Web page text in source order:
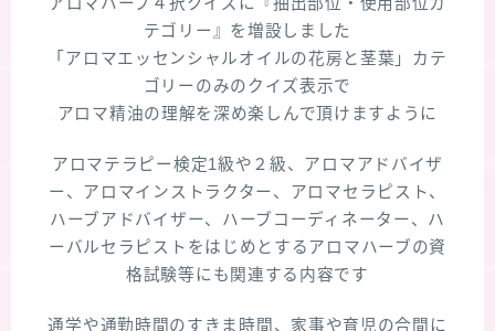
テゴリー』を増設しました
「アロマエッセンシャルオイルの花房と茎葉」カテ
ゴリーのみのクイズ表示で
アロマ精油の理解を深め楽しんで頂けますように
アロマテラピー検定1級や２級、アロマアドバイザ
ー、アロマインストラクター、アロマセラピスト、
ハーブアドバイザー、ハーブコーディネーター、ハ
ーバルセラピストをはじめとするアロマハーブの資
格試験等にも関連する内容です
通学や通勤時間のすきま時間、家事や育児の合間に